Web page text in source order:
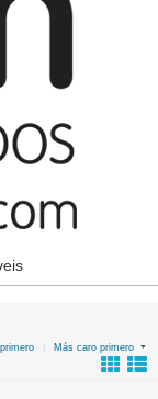
Más caro primero